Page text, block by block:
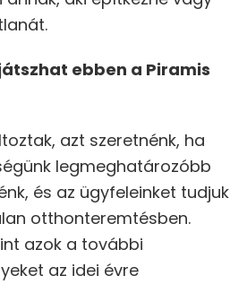
ebben a Piramis
azt szeretnénk, ha
legmeghatározóbb
és az ügyfeleinket tudjuk
otthonteremtésben.
azok a további
az idei évre